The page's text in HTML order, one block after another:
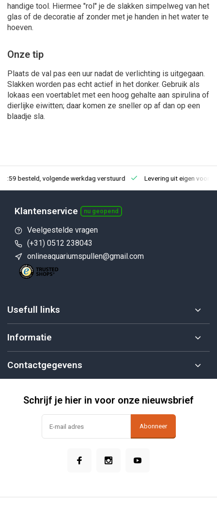
handige tool. Hiermee "rol" je de slakken simpelweg van het
glas of de decoratie af zonder met je handen in het water te
hoeven.
Onze tip
Plaats de val pas een uur nadat de verlichting is uitgegaan.
Slakken worden pas echt actief in het donker. Gebruik als
lokaas een voertablet met een hoog gehalte aan spirulina of
dierlijke eiwitten; daar komen ze sneller op af dan op een
blaadje sla.
besteld, volgende werkdag verstuurd Levering uit eigen
Klantenservice nu geopend
Veelgestelde vragen
(+31) 0512 238043
onlineaquariumspullen@gmail.com
Usefull links
Informatie
Contactgegevens
Schrijf je hier in voor onze nieuwsbrief
Abonneer